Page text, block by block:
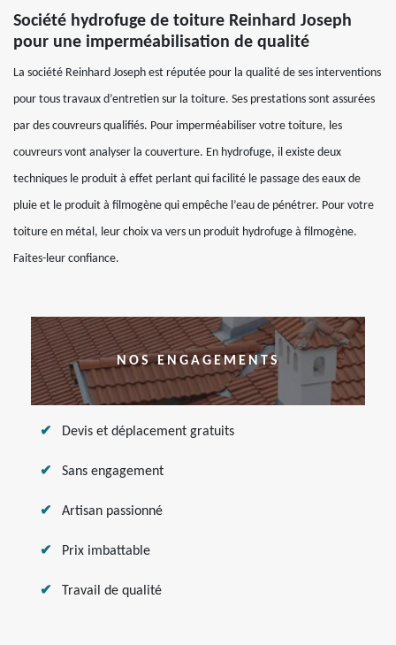
Société hydrofuge de toiture Reinhard Joseph
pour une imperméabilisation de qualité
La société Reinhard Joseph est réputée pour la qualité de ses interventions
pour tous travaux d’entretien sur la toiture. Ses prestations sont assurées
par des couvreurs qualifiés. Pour imperméabiliser votre toiture, les
couvreurs vont analyser la couverture. En hydrofuge, il existe deux
techniques le produit à effet perlant qui facilité le passage des eaux de
pluie et le produit à filmogène qui empêche l’eau de pénétrer. Pour votre
toiture en métal, leur choix va vers un produit hydrofuge à filmogène.
Faites-leur confiance.
NOS ENGAGEMENTS
Devis et déplacement gratuits
Sans engagement
Artisan passionné
Prix imbattable
Travail de qualité